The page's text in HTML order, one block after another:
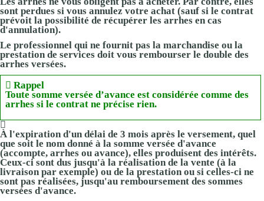
sont perdues si vous annulez votre achat (sauf si le contrat
prévoit la possibilité de récupérer les arrhes en cas
d'annulation).
Le professionnel qui ne fournit pas la marchandise ou la
prestation de services doit vous rembourser le double des
arrhes versées.
Rappel
Toute somme versée d’avance est considérée comme des
arrhes si le contrat ne précise rien.
À l'expiration d'un délai de 3 mois après le versement, quel
que soit le nom donné à la somme versée d'avance
(accompte, arrhes ou avance), elles produisent des intérêts.
Ceux-ci sont dus jusqu'à la réalisation de la vente (à la
livraison par exemple) ou de la prestation ou si celles-ci ne
sont pas réalisées, jusqu'au remboursement des sommes
versées d'avance.